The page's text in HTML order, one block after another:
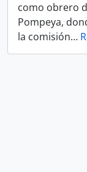
como obrero
Pompeya,
la comisión…